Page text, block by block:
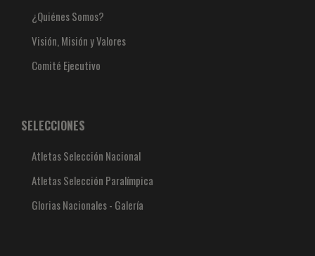
¿Quiénes Somos?
Visión, Misión y Valores
Comité Ejecutivo
SELECCIONES
Atletas Selección Nacional
Atletas Selección Paralímpica
Glorias Nacionales - Galería